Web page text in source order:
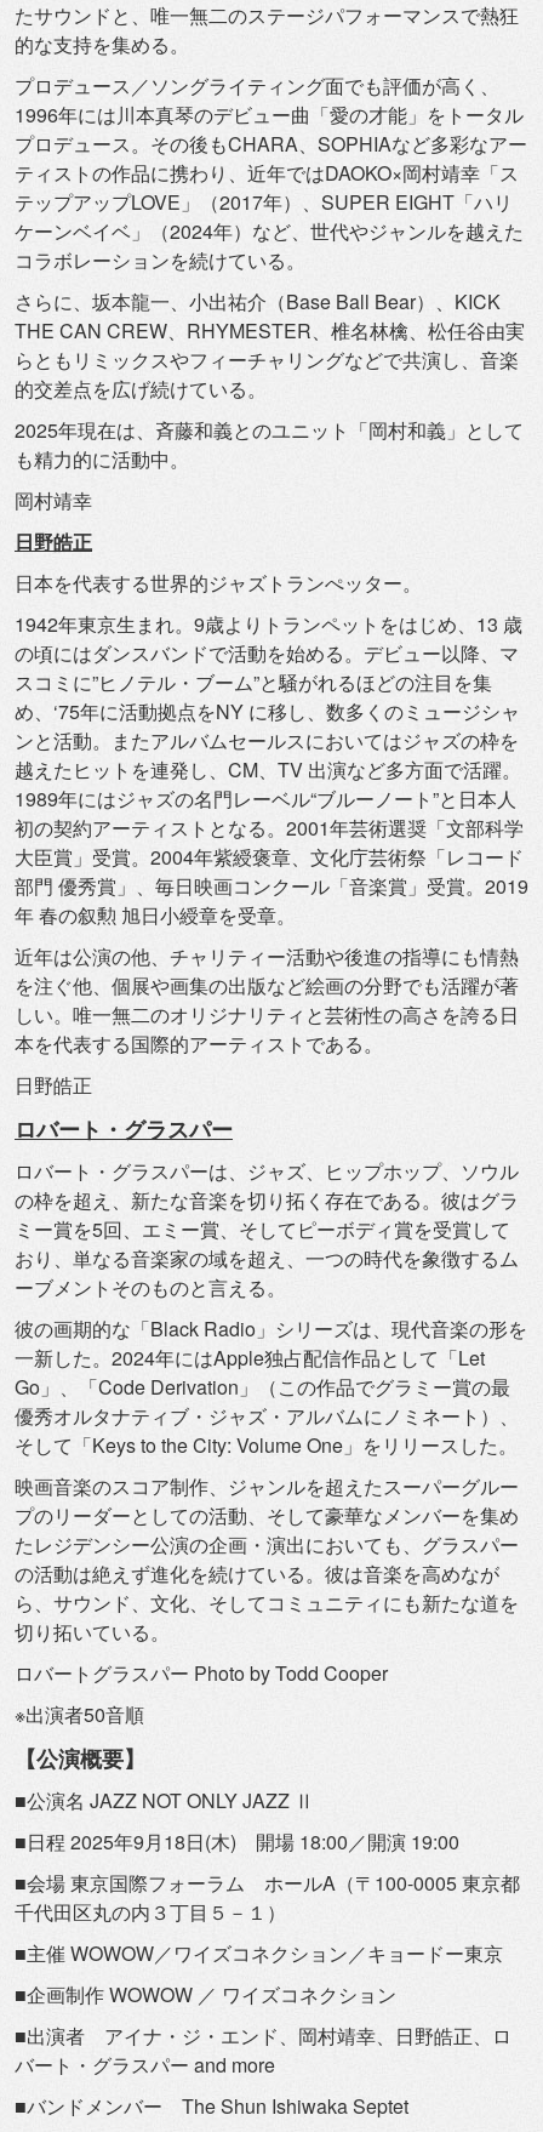
たサウンドと、 唯一無二のステージパフォーマンスで熱狂
的な支持を集める。
プロデュース／ソングライティング面でも評価が高く、
1996年には川本真琴のデビュー曲「愛の才能」 をトータル
プロデュース。その後もCHARA、 SOPHIAなど多彩なアー
ティストの作品に携わり、 近年ではDAOKO×岡村靖幸「ス
テップアップLOVE」（2017年）、SUPER EIGHT「ハリ
ケーンベイベ」（2024年）など、 世代やジャンルを越えた
コラボレーションを続けている。
さらに、坂本龍一、小出祐介（Base Ball Bear）、KICK
THE CAN CREW、RHYMESTER、椎名林檎、 松任谷由実
らともリミックスやフィーチャリングなどで共演し、 音楽
的交差点を広げ続けている。
2025年現在は、斉藤和義とのユニット「岡村和義」 として
も精力的に活動中。
岡村靖幸
日野皓正
日本を代表する世界的ジャズトランぺッター。
1942年東京生まれ。9歳よりトランペットをはじめ、13 歳
の頃にはダンスバンドで活動を始める。デビュー以降、 マ
スコミに”ヒノテル・ブーム”と騒がれるほどの注目を集
め、‘75年に活動拠点をNY に移し、数多くのミュージシャ
ンと活動。
またアルバムセールスにおいてはジャズの枠を
越えたヒットを連発し、CM、TV 出演など多方面で活躍。
1989年にはジャズの名門レーベル“ブルーノート”と日本人
初の契約アーティストとなる。 2001年芸術選奨「文部科学
大臣賞」受賞。 2004年紫綬褒章、文化庁芸術祭「レコード
部門 優秀賞」、毎日映画コンクール「音楽賞」受賞。2019
年 春の叙勲 旭日小綬章を受章。
近年は公演の他、 チャリティー活動や後進の指導にも情熱
を注ぐ他、 個展や画集の出版など絵画の分野でも活躍が著
しい。 唯一無二のオリジナリティと芸術性の高さを誇る日
本を代表する国際的アーティストである。
日野皓正
ロバート・グラスパー
ロバート・グラスパーは、ジャズ、ヒップホップ、 ソウル
の枠を超え、新たな音楽を切り拓く存在である。 彼はグラ
ミー賞を5回、エミー賞、 そしてピーボディ賞を受賞して
おり、単なる音楽家の域を超え、 一つの時代を象徴するム
ーブメントそのものと言える。
彼の画期的な「Black Radio」シリーズは、現代音楽の形を
一新した。 2024年にはApple独占配信作品として「Let
Go」、「Code Derivation」（この作品でグラミー賞の最
優秀オルタナティブ・ジャズ・ アルバムにノミネート）、
そして「Keys to the City: Volume One」をリリースした。
映画音楽のスコア制作、 ジャンルを超えたスーパーグルー
プのリーダーとしての活動、 そして豪華なメンバーを集め
たレジデンシー公演の企画・ 演出においても、グラスパー
の活動は絶えず進化を続けている。 彼は音楽を高めなが
ら、サウンド、文化、 そしてコミュニティにも新たな道を
切り拓いている。
ロバートグラスパー Photo by Todd Cooper
※出演者50音順
【公演概要】
■公演名 JAZZ NOT ONLY JAZZ Ⅱ
■日程 2025年9月18日(木) 開場 18:00／開演 19:00
■会場 東京国際フォーラム ホールA（〒100-0005 東京都
千代田区丸の内３丁目５－１）
■主催 WOWOW／ワイズコネクション／キョードー東京
■企画制作 WOWOW ／ ワイズコネクション
■出演者 アイナ・ジ・エンド、岡村靖幸、日野皓正、ロ
バート・グラスパー and more
■バンドメンバー The Shun Ishiwaka Septet